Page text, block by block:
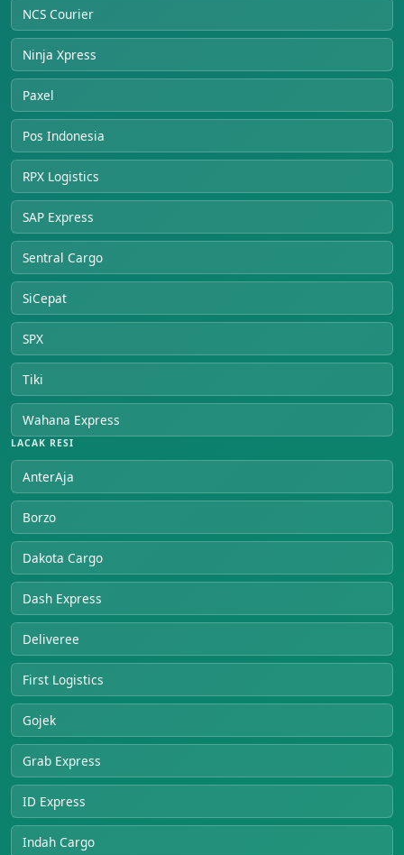
NCS Courier
Ninja Xpress
Paxel
Pos Indonesia
RPX Logistics
SAP Express
Sentral Cargo
SiCepat
SPX
Tiki
Wahana Express
LACAK RESI
AnterAja
Borzo
Dakota Cargo
Dash Express
Deliveree
First Logistics
Gojek
Grab Express
ID Express
Indah Cargo